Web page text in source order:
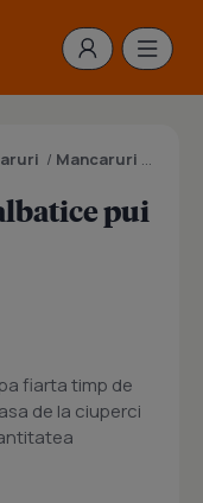
/ Mancaruri cu orez
pui
fiarta timp de
de la ciuperci